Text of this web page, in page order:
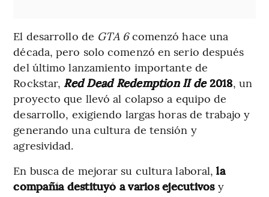
El desarrollo de GTA 6comenzó hace una
década, pero solo comenzó en serio después
del último lanzamiento importante de
Rockstar,Red Dead Redemption II de2018, un
proyecto que llevó al colapso a equipo de
desarrollo, exigiendo largas horas de trabajo y
generando una cultura de tensión y
agresividad.
En busca de mejorar su cultura laboral,la
compañía destituyó a varios ejecutivosy